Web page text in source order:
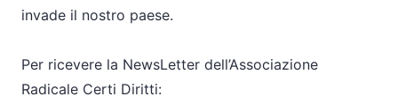
invade il nostro paese.
Per ricevere la NewsLetter dell’Associazione
Radicale Certi Diritti: